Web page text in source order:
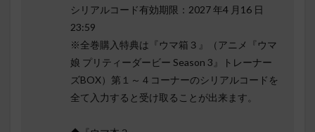
シリアルコード有効期限：2027 年4 月16 日
23:59
※全巻購入特典は『ウマ箱３』（アニメ『ウマ
娘 プリティーダービー Season 3』トレーナー
ズBOX）第１～４コーナーのシリアルコードを
全て入力すると受け取ることが出来ます。